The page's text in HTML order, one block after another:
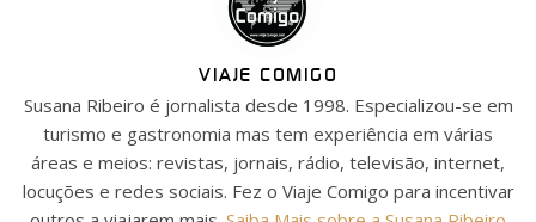
VIAJE COMIGO
Susana Ribeiro é jornalista desde 1998. Especializou-se em
turismo e gastronomia mas tem experiência em várias
áreas e meios: revistas, jornais, rádio, televisão, internet,
locuções e redes sociais. Fez o Viaje Comigo para incentivar